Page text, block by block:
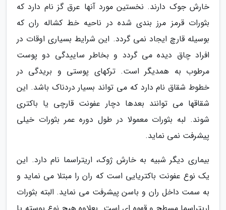
خارش جوک دارند. نخستین مورد آنها عرق گز نام دارد که
بثورات قرمز مرز بندی شده در ناحیه خط کشاله ران که
بوسیله قارچ ایجاد نمی گردد. این شرایط بسیاری اوقات در
افراد چاق دیده می گردد و بخاطر ساییدگی دو پوست
مرطوب به همدیگر است. ترکهای پوستی و بریدگی در
خطوط شقاق نام دارد که می تواند بسیار دردناک باشد. این
شقاقها می توانند بعدها دچار عفونت قارچی یا باکتری
شوند. لبه بثورات معمولا در طول دوره عمر بثورات خیلی
پیشرفت نمی نماید.
بیماری دیگر شبیه به خارش ژوک، اریتراسما نام دارد. این
یک نوع عفونت باکتریایی است که ران را مبتلا می نماید و
به سمت داخل ران و باسن پیشرفت می نماید. البته بثورات